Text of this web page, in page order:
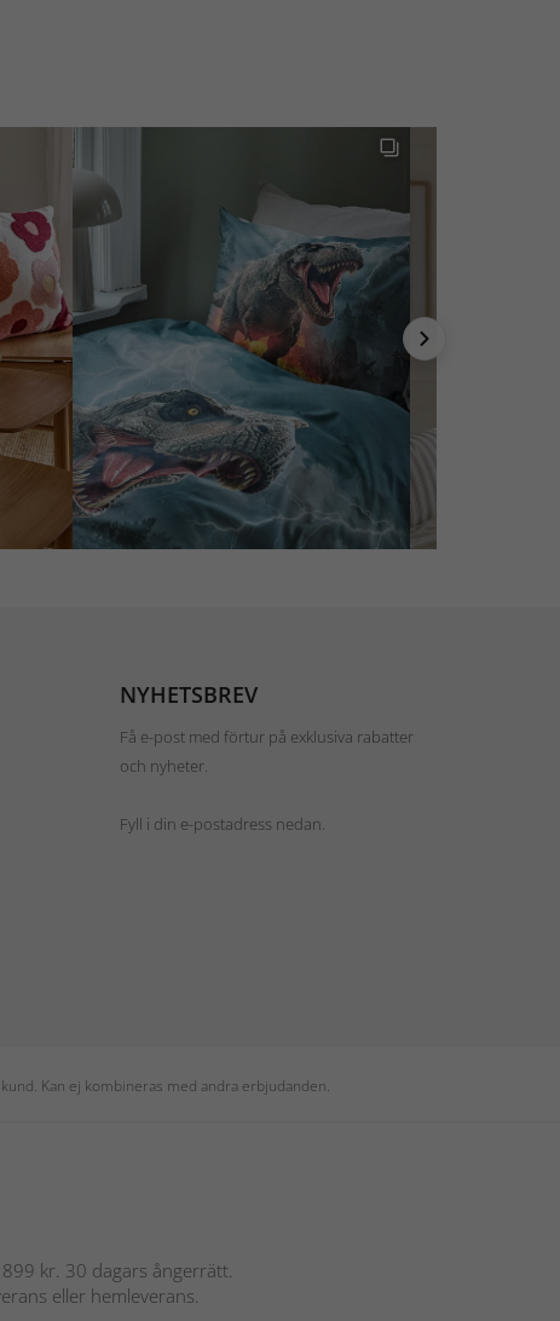
NYHETSBREV
Få e-post med förtur på exklusiva rabatter
och nyheter.
Fyll i din e-postadress nedan.
Kan ej kombineras med andra erbjudanden.
kr. 30 dagars ångerrätt.
eller hemleverans.